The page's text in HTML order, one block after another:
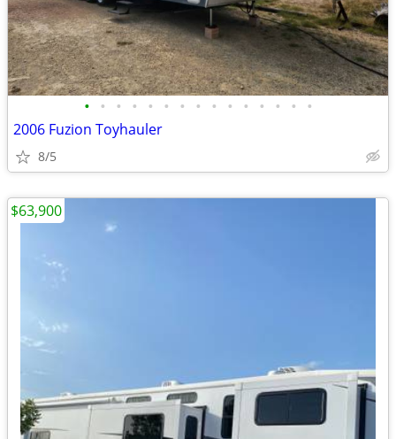
• • • • • • • • • • • • • • •
2006 Fuzion Toyhauler
8/5
$63,900